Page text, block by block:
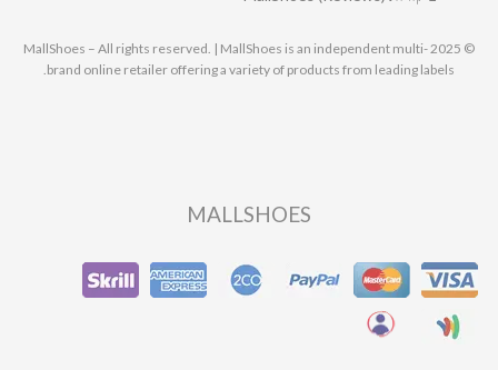
© 2025 MallShoes – All rights reserved. | MallShoes is an independent multi-
brand online retailer offering a variety of products from leading labels.
MALLSHOES